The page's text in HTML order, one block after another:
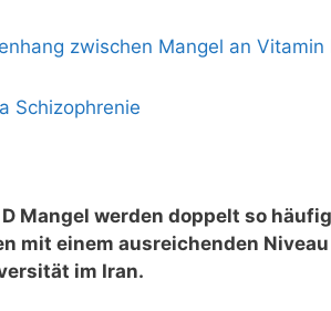
zwischen Mangel an Vitamin
Schizophrenie
Mangel werden doppelt so
mit einem ausreichenden
im Iran.